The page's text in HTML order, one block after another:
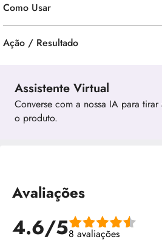
Como Usar
Ação / Resultado
Assistente Virtual
Converse com a nossa IA para tirar
o produto.
Avaliações
4.6/58 avaliações